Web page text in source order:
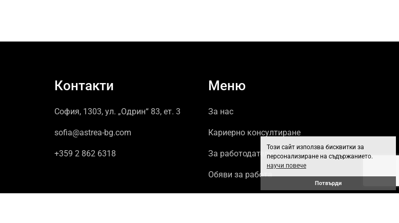
Този сайт използва бисквитки за
персонализиране на съдържанието.
научи повече
Потвърди
Контакти
София, 1303, ул. „Одрин“ 83, ет. 3
sofia@astrea-bg.com
+359 2 862 6318
Меню
За нас
Кариерно консултиране
За работодатели
Обяви за работа